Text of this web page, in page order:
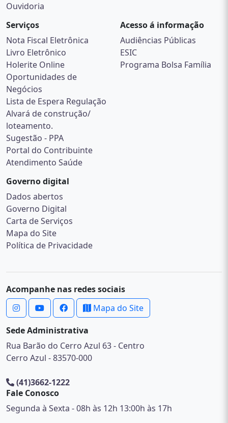
Ouvidoria
Serviços
Nota Fiscal Eletrônica
Livro Eletrônico
Holerite Online
Oportunidades de
Negócios
Lista de Espera Regulação
Alvará de construção/
loteamento.
Sugestão - PPA
Portal do Contribuinte
Atendimento Saúde
Acesso á informação
Audiências Públicas
ESIC
Programa Bolsa Família
Governo digital
Dados abertos
Governo Digital
Carta de Serviços
Mapa do Site
Política de Privacidade
Acompanhe nas redes sociais
Mapa do Site
Sede Administrativa
Rua Barão do Cerro Azul 63 - Centro
Cerro Azul - 83570-000
(41)3662-1222
Fale Conosco
Segunda à Sexta - 08h às 12h 13:00h às 17h